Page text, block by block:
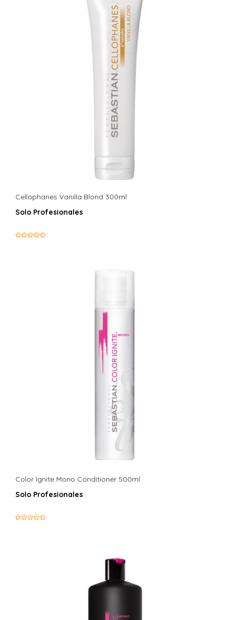
Cellophanes Vanilla Blond 300ml
Solo Profesionales
Color Ignite Mono Conditioner 500ml
Solo Profesionales